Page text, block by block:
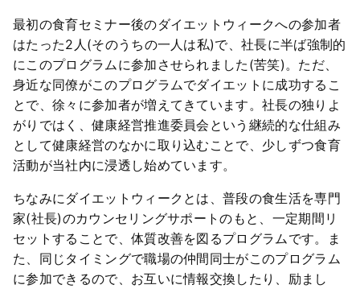
最初の食育セミナー後のダイエットウィークへの参加者
はたった2人(そのうちの一人は私)で、社長に半ば強制的
にこのプログラムに参加させられました(苦笑)。ただ、
身近な同僚がこのプログラムでダイエットに成功するこ
とで、徐々に参加者が増えてきています。社長の独りよ
がりではく、健康経営推進委員会という継続的な仕組み
として健康経営のなかに取り込むことで、少しずつ食育
活動が当社内に浸透し始めています。
ちなみにダイエットウィークとは、普段の食生活を専門
家(社長)のカウンセリングサポートのもと、一定期間リ
セットすることで、体質改善を図るプログラムです。ま
た、同じタイミングで職場の仲間同士がこのプログラム
に参加できるので、お互いに情報交換したり、励まし